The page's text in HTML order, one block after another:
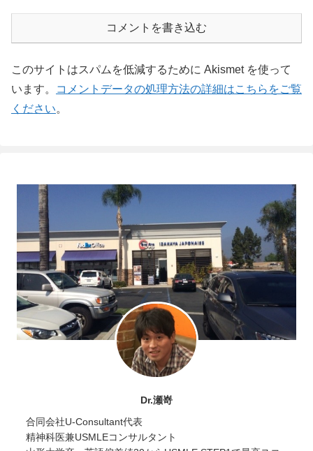
コメントを書き込む
このサイトはスパムを低減するために Akismet を使って
います。
コメントデータの処理方法の詳細はこちらをご覧
ください。
Dr.瀬嵜
合同会社U-Consultant代表
精神科医兼USMLEコンサルタント